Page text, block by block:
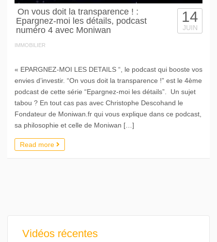
On vous doit la transparence ! :
Epargnez-moi les détails, podcast
numéro 4 avec Moniwan
IMMOBILIER
14
JUIN
« EPARGNEZ-MOI LES DETAILS “, le podcast qui booste vos
envies d’investir. “On vous doit la transparence !” est le 4ème
podcast de cette série “Epargnez-moi les détails”. Un sujet
tabou ? En tout cas pas avec Christophe Descohand le
Fondateur de Moniwan.fr qui vous explique dans ce podcast,
sa philosophie et celle de Moniwan […]
Read more
Vidéos récentes